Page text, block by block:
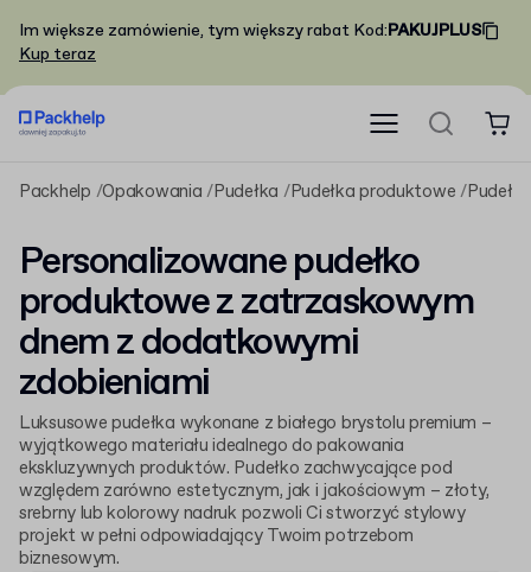
Im większe zamówienie, tym większy rabat Kod:PAKUJPLUS
Kup teraz
Packhelp Opakowania Pudełka Pudełka produktowe
Personalizowane pudełko
produktowe z zatrzaskowym
dnem z dodatkowymi
zdobieniami
Luksusowe pudełka wykonane z białego brystolu premium –
wyjątkowego materiału idealnego do pakowania
ekskluzywnych produktów. Pudełko zachwycające pod
względem zarówno estetycznym, jak i jakościowym – złoty,
srebrny lub kolorowy nadruk pozwoli Ci stworzyć stylowy
projekt w pełni odpowiadający Twoim potrzebom
biznesowym.